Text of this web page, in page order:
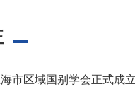
市区域国别学会正式成立